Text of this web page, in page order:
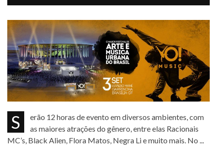
Serão 12 horas de evento em diversos ambientes, com
as maiores atrações do gênero, entre elas Racionais
MC’s, Black Alien, Flora Matos, Negra Li e muito mais. No ...